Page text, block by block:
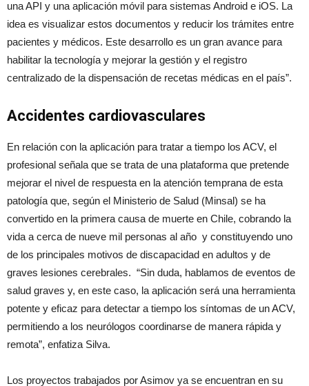
una API y una aplicación móvil para sistemas Android e iOS. La
idea es visualizar estos documentos y reducir los trámites entre
pacientes y médicos. Este desarrollo es un gran avance para
habilitar la tecnología y mejorar la gestión y el registro
centralizado de la dispensación de recetas médicas en el país”.
Accidentes cardiovasculares
En relación con la aplicación para tratar a tiempo los ACV, el
profesional señala que se trata de una plataforma que pretende
mejorar el nivel de respuesta en la atención temprana de esta
patología que, según el Ministerio de Salud (Minsal) se ha
convertido en la primera causa de muerte en Chile, cobrando la
vida a cerca de nueve mil personas al año y constituyendo uno
de los principales motivos de discapacidad en adultos y de
graves lesiones cerebrales. “Sin duda, hablamos de eventos de
salud graves y, en este caso, la aplicación será una herramienta
potente y eficaz para detectar a tiempo los síntomas de un ACV,
permitiendo a los neurólogos coordinarse de manera rápida y
remota”, enfatiza Silva.
Los proyectos trabajados por Asimov ya se encuentran en su